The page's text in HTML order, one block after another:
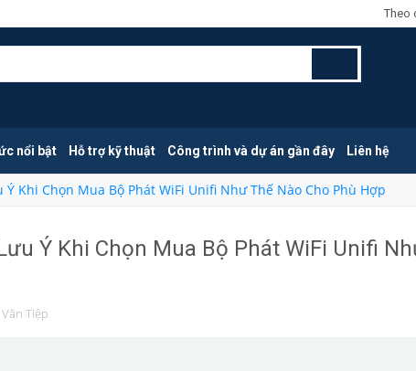
Theo
nổi bật Hỗ trợ kỹ thuật Công trình và dự án gần đây Liên hệ
Khi Chọn Mua Bộ Phát WiFi Unifi Như Thế Nào Cho Phù Hợp
Ý Khi Chọn Mua Bộ Phát WiFi Unifi
Tiệp